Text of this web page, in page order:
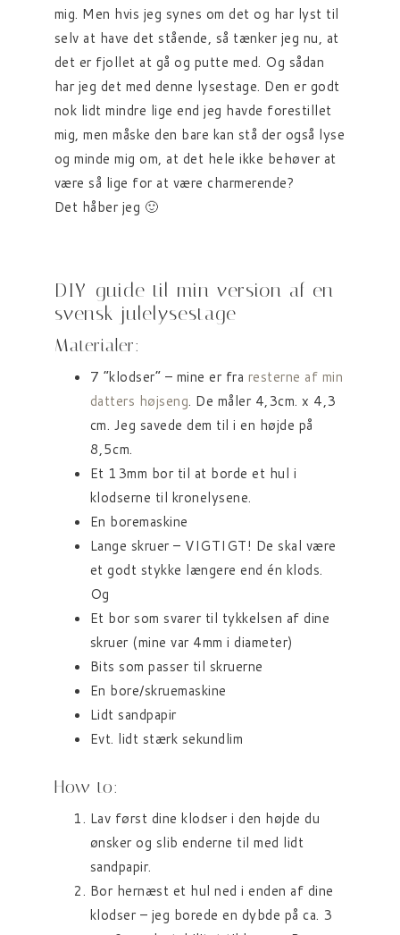
mig. Men hvis jeg synes om det og har lyst til
selv at have det stående, så tænker jeg nu, at
det er fjollet at gå og putte med. Og sådan
har jeg det med denne lysestage. Den er godt
nok lidt mindre lige end jeg havde forestillet
mig, men måske den bare kan stå der også lyse
og minde mig om, at det hele ikke behøver at
være så lige for at være charmerende?
Det håber jeg 🙂
DIY-guide til min version af en
svensk julelysestage
Materialer:
7 “klodser” – mine er fra resterne af min
datters højseng. De måler 4,3cm. x 4,3
cm. Jeg savede dem til i en højde på
8,5cm.
Et 13mm bor til at borde et hul i
klodserne til kronelysene.
En boremaskine
Lange skruer – VIGTIGT! De skal være
et godt stykke længere end én klods.
Og
Et bor som svarer til tykkelsen af dine
skruer (mine var 4mm i diameter)
Bits som passer til skruerne
En bore/skruemaskine
Lidt sandpapir
Evt. lidt stærk sekundlim
How to:
Lav først dine klodser i den højde du
ønsker og slib enderne til med lidt
sandpapir.
Bor hernæst et hul ned i enden af dine
klodser – jeg borede en dybde på ca. 3